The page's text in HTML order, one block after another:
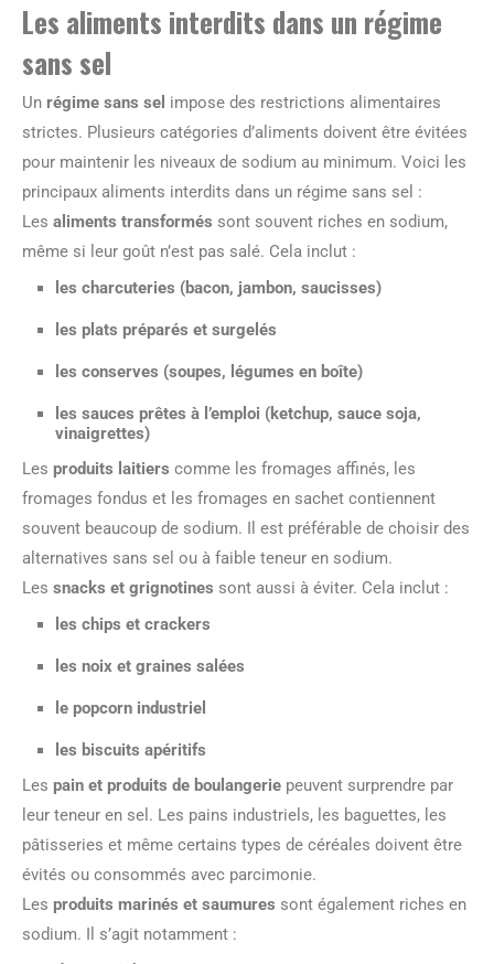
Les aliments interdits dans un régime
sans sel
Un régime sans sel impose des restrictions alimentaires
strictes. Plusieurs catégories d’aliments doivent être évitées
pour maintenir les niveaux de sodium au minimum. Voici les
principaux aliments interdits dans un régime sans sel :
Les aliments transformés sont souvent riches en sodium,
même si leur goût n’est pas salé. Cela inclut :
les charcuteries (bacon, jambon, saucisses)
les plats préparés et surgelés
les conserves (soupes, légumes en boîte)
les sauces prêtes à l’emploi (ketchup, sauce soja,
vinaigrettes)
Les produits laitiers comme les fromages affinés, les
fromages fondus et les fromages en sachet contiennent
souvent beaucoup de sodium. Il est préférable de choisir des
alternatives sans sel ou à faible teneur en sodium.
Les snacks et grignotines sont aussi à éviter. Cela inclut :
les chips et crackers
les noix et graines salées
le popcorn industriel
les biscuits apéritifs
Les pain et produits de boulangerie peuvent surprendre par
leur teneur en sel. Les pains industriels, les baguettes, les
pâtisseries et même certains types de céréales doivent être
évités ou consommés avec parcimonie.
Les produits marinés et saumures sont également riches en
sodium. Il s’agit notamment :